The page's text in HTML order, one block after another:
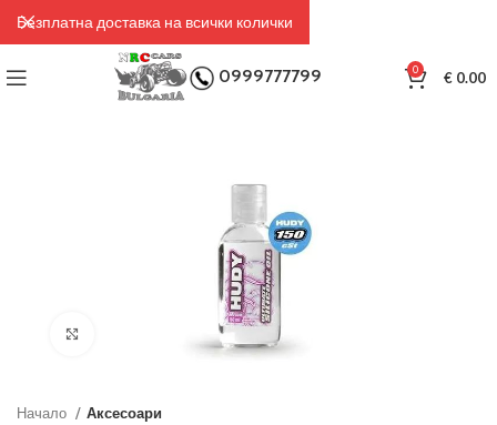
0999777799 0 €0.00
Начало Аксесоари
Безплатна доставка на всички колички